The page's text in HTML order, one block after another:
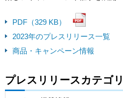
PDF（329 KB）
2023年のプレスリリース一覧
商品・キャンペーン情報
プレスリリースカテゴリ